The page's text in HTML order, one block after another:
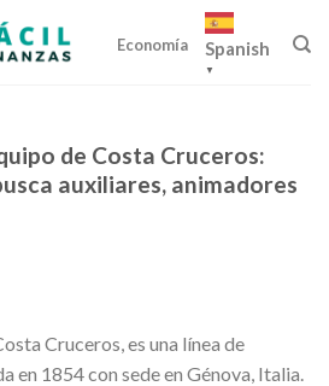
Economía Spanish
▼
de Costa Cruceros:
auxiliares, animadores
Cruceros, es una línea de
en 1854 con sede en Génova, Italia.